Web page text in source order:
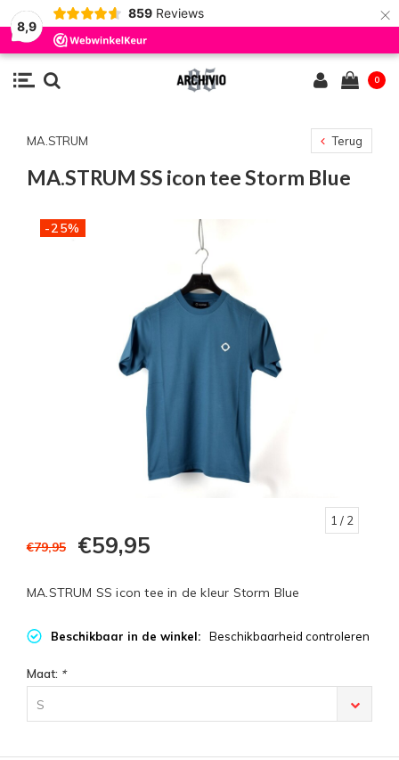
8,9
859 Reviews ×
0
MA.STRUM Terug
MA.STRUM SS icon tee Storm Blue
-25%
1 / 2
€79,95 €59,95
MA.STRUM SS icon tee in de kleur Storm Blue
Beschikbaar in de winkel: Beschikbaarheid controleren
Maat: *
S